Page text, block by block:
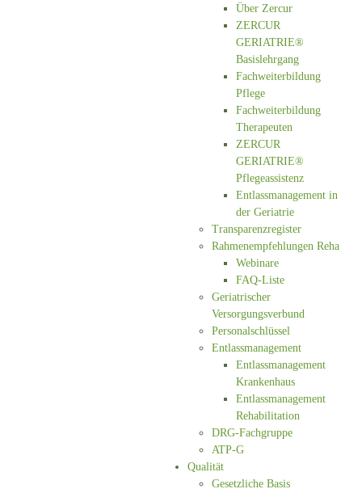
Über Zercur
ZERCUR
GERIATRIE®
Basislehrgang
Fachweiterbildung
Pflege
Fachweiterbildung
Therapeuten
ZERCUR
GERIATRIE®
Pflegeassistenz
Entlassmanagement in
der Geriatrie
Transparenzregister
Rahmenempfehlungen Reha
Webinare
FAQ-Liste
Geriatrischer
Versorgungsverbund
Personalschlüssel
Entlassmanagement
Entlassmanagement
Krankenhaus
Entlassmanagement
Rehabilitation
DRG-Fachgruppe
ATP-G
Qualität
Gesetzliche Basis